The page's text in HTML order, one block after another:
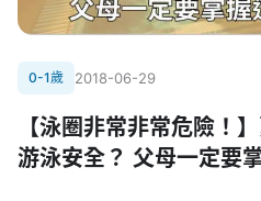
0-1歲 2018-06-29
【泳圈非常非常危險！
游泳安全？ 父母一定要